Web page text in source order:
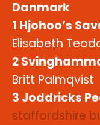
Danmark
1 Hjohoo’s
Elisabeth
2
Britt Palmqvist
3 Joddricks
staffordshire